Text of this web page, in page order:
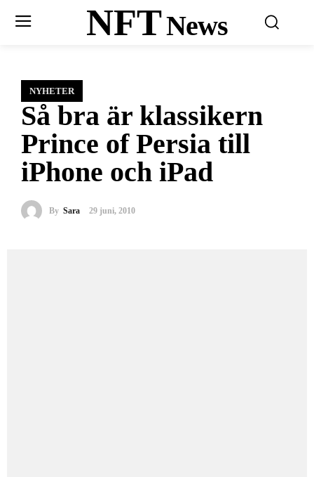
NFTNews
NYHETER
Så bra är klassikern
Prince of Persia till
iPhone och iPad
By Sara 29 juni, 2010